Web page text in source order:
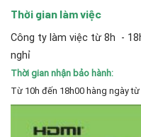
Thời gian làm việc
Công ty làm việc từ 8h -
nghỉ
Thời gian nhận bảo hành:
Từ 10h đến 18h00 hàng ngày